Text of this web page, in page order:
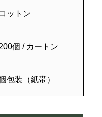
コットン
個 / カートン
包装（紙帯）